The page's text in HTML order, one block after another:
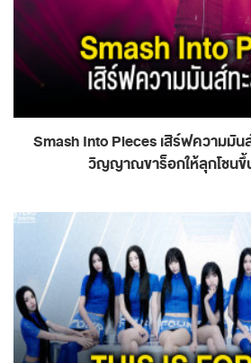
Smash Into Pieces เสิร์ฟความมั
วิญญาณขาร็อกให้ลุกโชนขึ้